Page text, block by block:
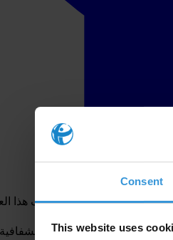
Consent
This website uses
الفرع الوطني لمنظمة الشفافية